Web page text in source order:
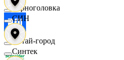
Черноголовка
Читай-город
СИН
Синтек